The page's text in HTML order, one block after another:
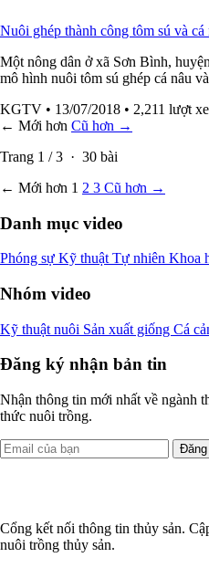
Nuôi ghép thành công tôm sú và cá
Một nông dân ở xã Sơn Bình,
mô hình nuôi tôm sú ghép cá nâu
KGTV • 13/07/2018 • 2,211 lượt
← Mới hơn Cũ hơn →
Trang 1 /3 · 30 bài
← Mới hơn 1 2 3 Cũ hơn →
Danh mục video
Phóng sự Kỹ thuật Tự nhiên Khoa
Nhóm video
Kỹ thuật nuôi Sản xuất giống Cá
Đăng ký nhận bản tin
Nhận thông tin mới nhất về ngành
thức nuôi trồng.
Cổng kết nối thông tin thủy sản.
nuôi trồng thủy sản.